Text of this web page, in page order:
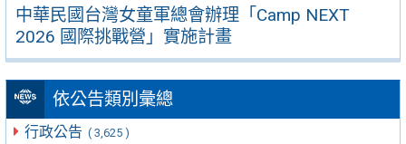
中華民國台灣女童軍總會辦理「Camp NEXT
2026 國際挑戰營」實施計畫
依公告類別彙總
行政公告 ( 3,625 )